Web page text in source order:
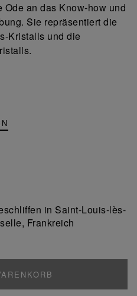
an das Know-how und
Sie repräsentiert die
Kristalls und die
in Saint-Louis-lès-
Frankreich